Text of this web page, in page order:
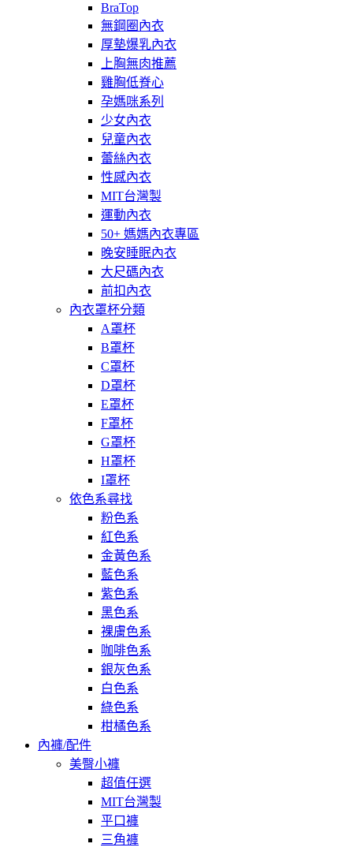
BraTop
無鋼圈內衣
厚墊爆乳內衣
上胸無肉推薦
雞胸低脊心
孕媽咪系列
少女內衣
兒童內衣
蕾絲內衣
性感內衣
MIT台灣製
運動內衣
50+ 媽媽內衣專區
晚安睡眠內衣
大尺碼內衣
前扣內衣
內衣罩杯分類
A罩杯
B罩杯
C罩杯
D罩杯
E罩杯
F罩杯
G罩杯
H罩杯
I罩杯
依色系尋找
粉色系
紅色系
金黃色系
藍色系
紫色系
黑色系
裸膚色系
咖啡色系
銀灰色系
白色系
綠色系
柑橘色系
內褲/配件
美臀小褲
超值任選
MIT台灣製
平口褲
三角褲